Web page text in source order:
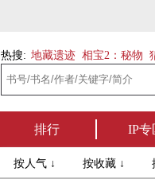
热搜: 地藏遗迹 相宝2：秘物
排行 IP专
按人气 ↓ 按收藏 ↓